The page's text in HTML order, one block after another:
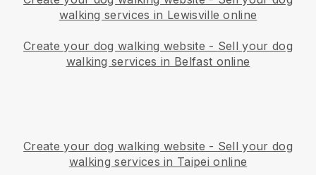
walking services in Lewisville online
Create your dog walking website - Sell your dog
walking services in Belfast online
Create your dog walking website - Sell your dog
walking services in Taipei online